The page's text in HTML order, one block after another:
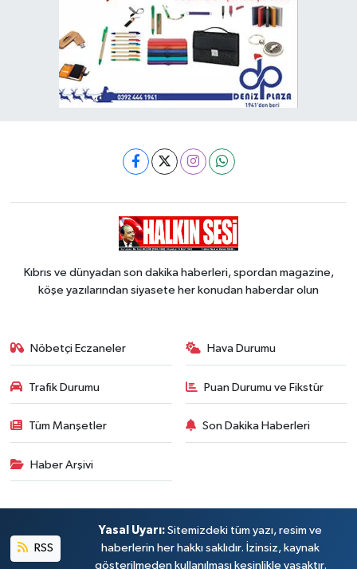
Kıbrıs ve dünyadan son dakika haberleri, spordan magazine,
köşe yazılarından siyasete her konudan haberdar olun
Nöbetçi Eczaneler Hava Durumu
Trafik Durumu Puan Durumu ve Fikstür
Tüm Manşetler Son Dakika Haberleri
Haber Arşivi
RSS
Yasal Uyarı: Sitemizdeki tüm yazı, resim ve
haberlerin her hakkı saklıdır. İzinsiz, kaynak
gösterilmeden kullanılması kesinlikle yasaktır.